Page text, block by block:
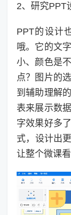
2、研究PPT
PPT的设计
哦。它的文
小、颜色是
点？图片的
到辅助理解
表来展示数
字效果好多
式，设计出
让整个微课